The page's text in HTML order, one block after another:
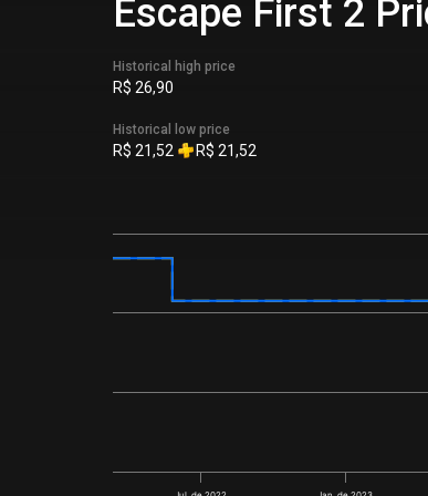
Escape First 2
Historical high price
R$ 26,90
Historical low price
R$ 21,52 R$ 21,52